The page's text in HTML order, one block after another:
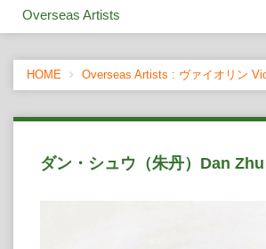
Overseas Artists
HOME Overseas Artists : ヴァイオリン
ダン・シュウ（朱丹）Dan Zhu